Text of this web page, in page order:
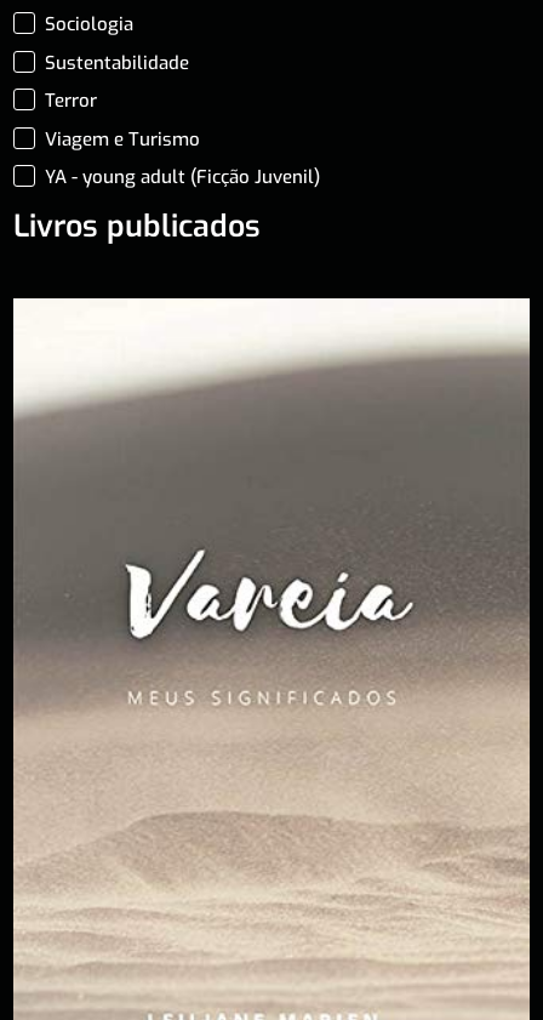
Sociologia
Sustentabilidade
Terror
Viagem e Turismo
YA - young adult (Ficção Juvenil)
Livros publicados